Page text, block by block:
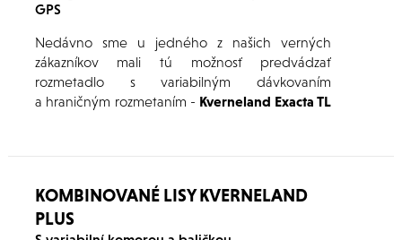
GPS
Nedávno sme u jedného z našich verných
zákazníkov mali tú možnosť predvádzať
rozmetadlo s variabilným dávkovaním
a hraničným rozmetaním - Kverneland Exacta TL
KOMBINOVANÉ LISY KVERNELAND
PLUS